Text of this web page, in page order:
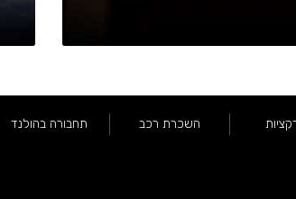
השכרת רכב תחבורה בהולנד